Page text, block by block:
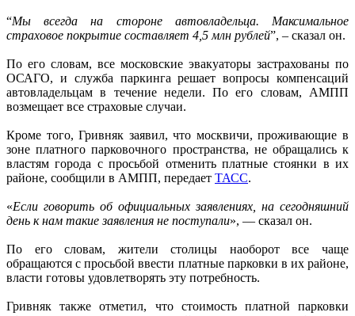
“Мы всегда на стороне автовладельца. Максимальное
страховое покрытие составляет 4,5 млн рублей”, – сказал он.
По его словам, все московские эвакуаторы застрахованы по
ОСАГО, и служба паркинга решает вопросы компенсаций
автовладельцам в течение недели. По его словам, АМПП
возмещает все страховые случаи.
Кроме того, Гривняк заявил, что москвичи, проживающие в
зоне платного парковочного пространства, не обращались к
властям города с просьбой отменить платные стоянки в их
районе, сообщили в АМПП, передает ТАСС.
«Если говорить об официальных заявлениях, на сегодняшний
день к нам такие заявления не поступали», — сказал он.
По его словам, жители столицы наоборот все чаще
обращаются с просьбой ввести платные парковки в их районе,
власти готовы удовлетворять эту потребность.
Гривняк также отметил, что стоимость платной парковки